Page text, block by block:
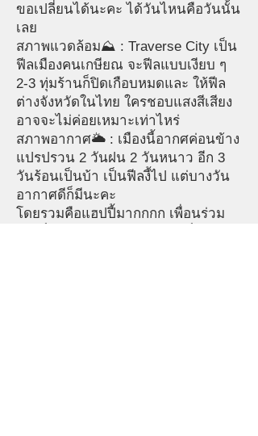
ขอเปลี่ยนได้นะคะ ได้วันไหนคือวันนั้น
เลย
สภาพแวดล้อม⛰️ : Traverse City เป็น
ฟีลเมืองคนเกษียณ จะฟีลแบบเงียบ ๆ
2-3 ทุ่มร้านก็ปิดเกือบหมดและ ให้ฟีล
ต่างจังหวัดในไทย ใครชอบแสงสีเสียง
อาจจะไม่ค่อยเหมาะเท่าไหร่
สภาพอากาศ🌥️ : เมืองนี้อากศค่อนข้าง
แปรปรวน 2 วันฝน 2 วันหนาว อีก 3
วันร้อนเป็นบ้า เป็นฟีลงี้ไป แต่บางวัน
อากาศดีก็มีนะคะ
โดยรวมคือแฮปปี้มากกกก เพื่อนร่วม